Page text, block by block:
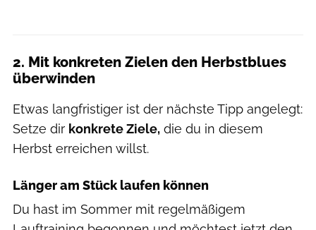
2. Mit konkreten Zielen den Herbstblues
überwinden
Etwas langfristiger ist der nächste Tipp angelegt:
Setze dir konkrete Ziele, die du in diesem
Herbst erreichen willst.
Länger am Stück laufen können
Du hast im Sommer mit regelmäßigem